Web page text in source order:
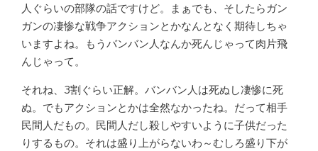
人ぐらいの部隊の話ですけど。まぁでも、そしたらガン
ガンの凄惨な戦争アクションとかなんとなく期待しちゃ
いますよね。もうバンバン人なんか死んじゃって肉片飛
んじゃって。
それね、3割ぐらい正解。バンバン人は死ぬし凄惨に死
ぬ。でもアクションとかは全然なかったね。だって相手
民間人だもの。民間人だし殺しやすいように子供だった
りするもの。それは盛り上がらないわ～むしろ盛り下が